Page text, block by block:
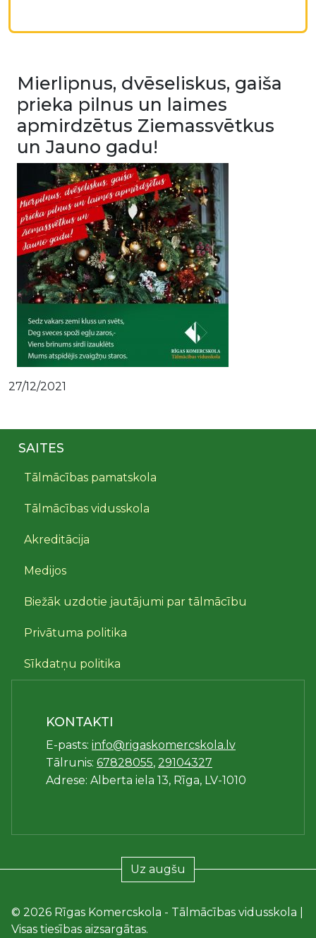
Mierlipnus, dvēseliskus, gaiša
prieka pilnus un laimes
apmirdzētus Ziemassvētkus
un Jauno gadu!
27/12/2021
SAITES
Tālmācības pamatskola
Tālmācības vidusskola
Akreditācija
Medijos
Biežāk uzdotie jautājumi par tālmācību
Privātuma politika
Sīkdatņu politika
KONTAKTI
E-pasts: info@rigaskomercskola.lv
Tālrunis: 67828055, 29104327
Adrese: Alberta iela 13, Rīga, LV-1010
Uz augšu
© 2026 Rīgas Komercskola - Tālmācības vidusskola |
Visas tiesības aizsargātas.